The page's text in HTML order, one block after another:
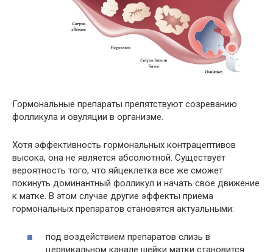
Гормональные препараты препятствуют созреванию
фолликула и овуляции в организме.
Хотя эффективность гормональных контрацептивов
высока, она не является абсолютной. Существует
вероятность того, что яйцеклетка все же сможет
покинуть доминантный фолликул и начать свое движение
к матке. В этом случае другие эффекты приема
гормональных препаратов становятся актуальными:
под воздействием препаратов слизь в
цервикальном канале шейки матки становится